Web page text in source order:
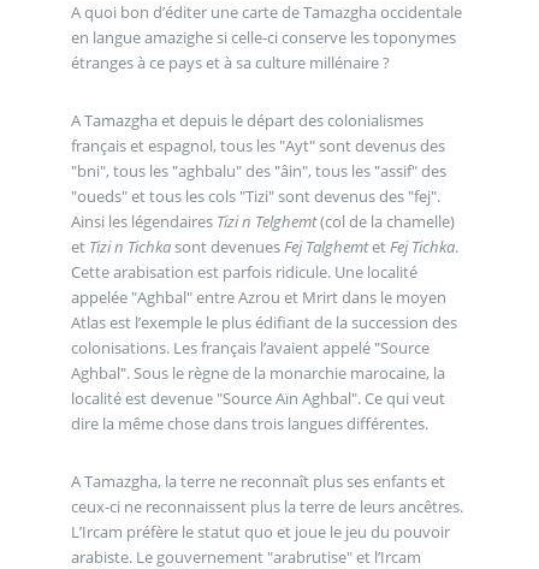
A quoi bon d’éditer une carte de Tamazgha occidentale
en langue amazighe si celle-ci conserve les toponymes
étranges à ce pays et à sa culture millénaire ?
A Tamazgha et depuis le départ des colonialismes
français et espagnol, tous les "Ayt" sont devenus des
"bni", tous les "aghbalu" des "âin", tous les "assif" des
"oueds" et tous les cols "Tizi" sont devenus des "fej".
Ainsi les légendaires Tizi n Telghemt(col de la chamelle)
et Tizi n Tichkasont devenuesFej TalghemtetFej Tichka.
Cette arabisation est parfois ridicule. Une localité
appelée "Aghbal" entre Azrou et Mrirt dans le moyen
Atlas est l’exemple le plus édifiant de la succession des
colonisations. Les français l’avaient appelé "Source
Aghbal". Sous le règne de la monarchie marocaine, la
localité est devenue "Source Aïn Aghbal". Ce qui veut
dire la même chose dans trois langues différentes.
A Tamazgha, la terre ne reconnaît plus ses enfants et
ceux-ci ne reconnaissent plus la terre de leurs ancêtres.
L’Ircam préfère le statut quo et joue le jeu du pouvoir
arabiste. Le gouvernement "arabrutise" et l’Ircam